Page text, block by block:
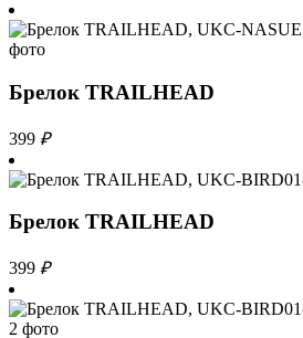
Брелок TRAILHEAD
399 ₽
Брелок TRAILHEAD
399 ₽